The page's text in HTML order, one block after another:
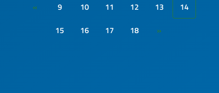
« 9 10 11 12 13
14
15
16 17 18 »